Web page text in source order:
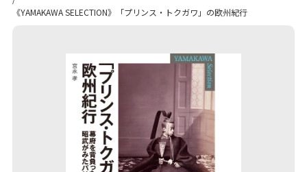
《YAMAKAWA SELECTION》「プリンス・トクガワ」の欧州紀行